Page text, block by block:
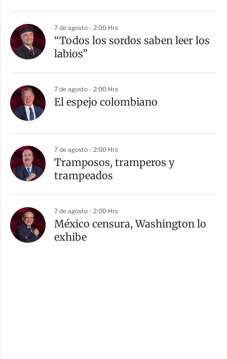
7 de agosto - 2:00 Hrs
“Todos los sordos saben leer los
labios”
7 de agosto - 2:00 Hrs
El espejo colombiano
7 de agosto - 2:00 Hrs
Tramposos, tramperos y
trampeados
7 de agosto - 2:00 Hrs
México censura, Washington lo
exhibe